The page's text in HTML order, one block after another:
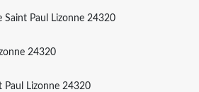
Saint Paul Lizonne 24320
24320
Paul Lizonne 24320